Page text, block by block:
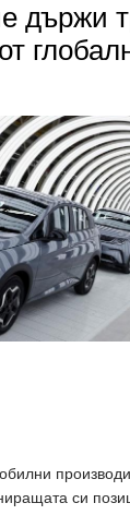
държи
си